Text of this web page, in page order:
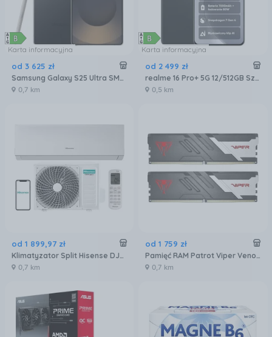
Karta informacyjna
od 3 625 zł
Samsung Galaxy S25 Ultra SM-S938 12/256GB Tytanowy Czarny
0,7 km
Karta informacyjna
od 2 499 zł
realme 16 Pro+ 5G 12/512GB Szary
0,5 km
od 1 899,97 zł
Klimatyzator Split Hisense DJ25LE0EG DJ25LE0EW
0,7 km
od 1 759 zł
Pamięć RAM Patrot Viper Venom DDR5 32GB 6000MTs (PVV532G600C30K)
0,7 km